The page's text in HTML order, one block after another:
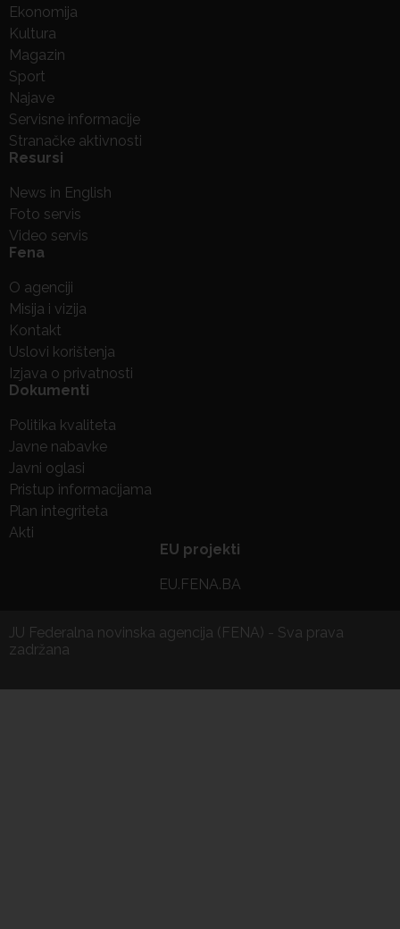
Ekonomija
Kultura
Magazin
Sport
Najave
Servisne informacije
Stranačke aktivnosti
Resursi
News in English
Foto servis
Video servis
Fena
O agenciji
Misija i vizija
Kontakt
Uslovi korištenja
Izjava o privatnosti
Dokumenti
Politika kvaliteta
Javne nabavke
Javni oglasi
Pristup informacijama
Plan integriteta
Akti
EU projekti
EU.FENA.BA
JU Federalna novinska agencija (FENA) - Sva prava
zadržana